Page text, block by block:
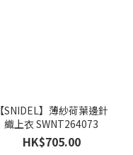
【SNIDEL】薄紗荷葉邊針
織上衣 SWNT264073
HK$705.00